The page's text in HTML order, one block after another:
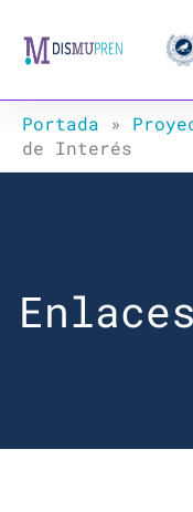
Portada »
de Interés